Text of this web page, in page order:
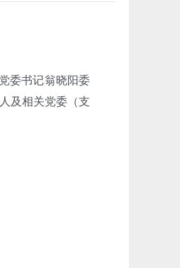
委书记翁晓阳委
及相关党委（支